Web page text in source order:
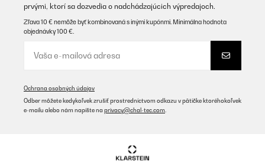
prvými, ktorí sa dozvedia o nadchádzajúcich výpredajoch.
Zľava 10 € nemôže byť kombinovaná s inými kupónmi. Minimálna hodnota
objednávky 100 €.
Ochrana osobných údajov
Odber môžete kedykoľvek zrušiť prostredníctvom odkazu v pätičke ktoréhokoľvek
e-mailu alebo nám napíšte na privacy@chal-tec.com.